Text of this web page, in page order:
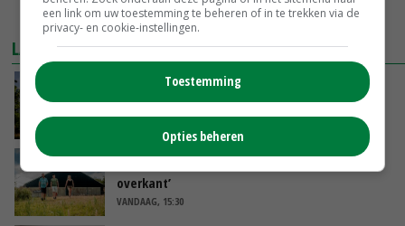
MEER MARKTPRIJZEN
LAATSTE NIEUWS
Kamervragen over onttrekkingsverbod,
minister spreekt van ‘ondernemersrisico’
overkant’
VANDAAG, 15:30
een link om uw toestemming te beheren of in te trekken via de
privacy- en cookie-instellingen.
Toestemming
Opties beheren